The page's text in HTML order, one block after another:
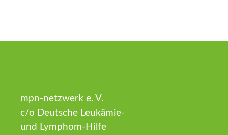
mpn-netzwerk e. V.
c/o Deutsche Leukämie-
und Lymphom-Hilfe